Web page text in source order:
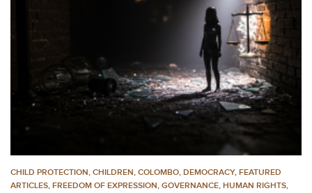
CHILD PROTECTION, CHILDREN, COLOMBO, DEMOCRACY, FEATURED
ARTICLES, FREEDOM OF EXPRESSION, GOVERNANCE, HUMAN RIGHTS,